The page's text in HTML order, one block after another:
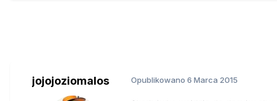
jojojoziomalos Opublikowano 6 Marca 2015